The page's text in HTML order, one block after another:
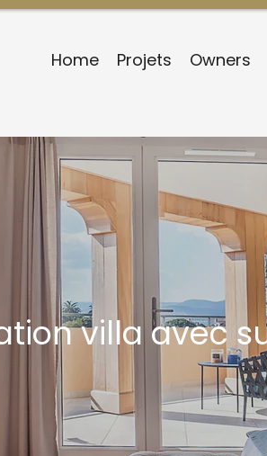
Home Projets Owners
villa avec